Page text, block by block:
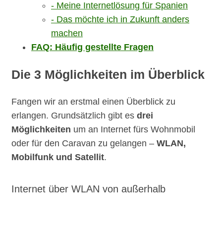
Meine Internetlösung für Spanien
Das möchte ich in Zukunft anders
machen
FAQ: Häufig gestellte Fragen
Die 3 Möglichkeiten im Überblick
Fangen wir an erstmal einen Überblick zu
erlangen. Grundsätzlich gibt es drei
Möglichkeiten um an Internet fürs Wohnmobil
oder für den Caravan zu gelangen – WLAN,
Mobilfunk und Satellit.
Internet über WLAN von außerhalb